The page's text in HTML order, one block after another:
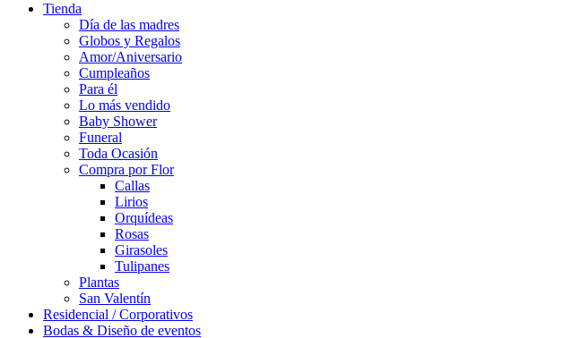
Tienda
Día de las madres
Globos y Regalos
Amor/Aniversario
Cumpleaños
Para él
Lo más vendido
Baby Shower
Funeral
Toda Ocasión
Compra por Flor
Callas
Lirios
Orquídeas
Rosas
Girasoles
Tulipanes
Plantas
San Valentín
Residencial / Corporativos
Bodas & Diseño de eventos